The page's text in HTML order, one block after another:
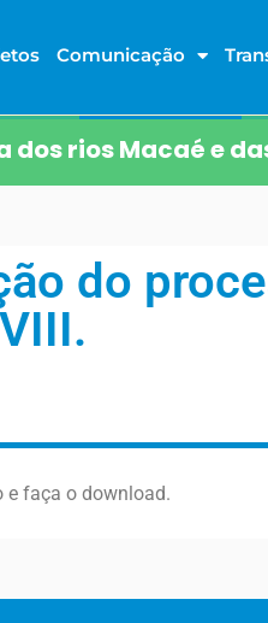
Comunicação
rios Macaé e
do
e faça o download.